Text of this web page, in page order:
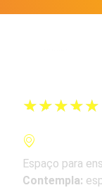
★★★★★
Sala
Espaço para
Contempla: